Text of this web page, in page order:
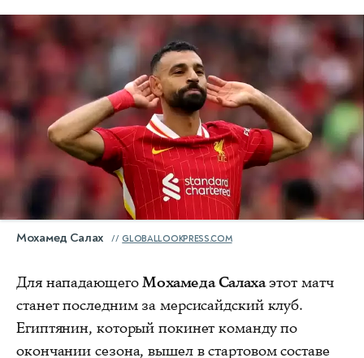
Мохамед Салах GLOBALLOOKPRESS.COM
Для нападающегоМохамеда Салахаэтот матч
станет последним за мерсисайдский клуб.
Египтянин, который покинет команду по
окончании сезона, вышел в стартовом составе